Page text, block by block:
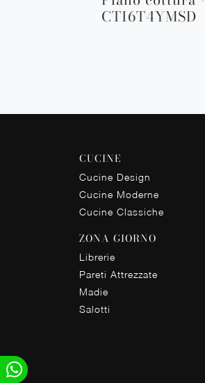
CTI6T4YMSD
CUCINE
Cucine Design
Cucine Moderne
Cucine Classiche
ZONA GIORNO
Librerie
Pareti Attrezzate
Madie
Salotti